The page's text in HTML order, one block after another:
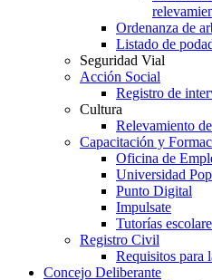
Ordenanza de
Listado de
Seguridad Vial
Acción Social
Registro de
Cultura
Relevamiento
Capacitación y
Oficina de
Universidad
Punto Digital
Impulsate
Tutorías
Registro Civil
Requisitos para
Concejo Deliberante